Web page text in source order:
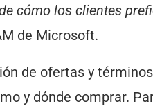
cómo los clientes
de Microsoft.
de ofertas y
y dónde comprar.